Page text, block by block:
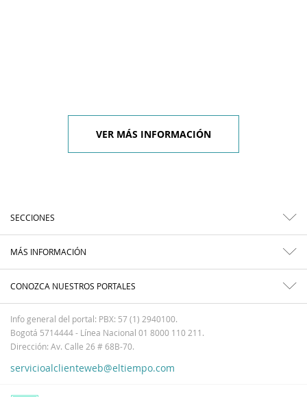
VER MÁS INFORMACIÓN
SECCIONES
MÁS INFORMACIÓN
CONOZCA NUESTROS PORTALES
Info general del portal: PBX: 57 (1) 2940100.
Bogotá 5714444 - Línea Nacional 01 8000 110 211.
Dirección: Av. Calle 26 # 68B-70.
servicioalclienteweb@eltiempo.com